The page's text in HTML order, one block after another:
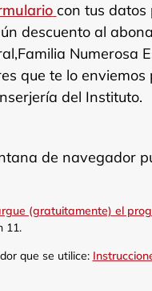
con tus
descuento al
Numerosa
que te lo
del Instituto.
de navegador
(gratuitamente) el
11.
que se utilice: